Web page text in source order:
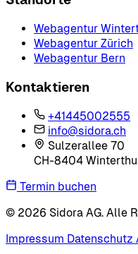
Webagentur
Webagentur Zürich
Webagentur Bern
Kontaktieren
+41445002555
info@sidora.ch
Sulzerallee 70
CH-8404
Termin buchen
© 2026 Sidora AG. Alle
Impressum Datenschutz